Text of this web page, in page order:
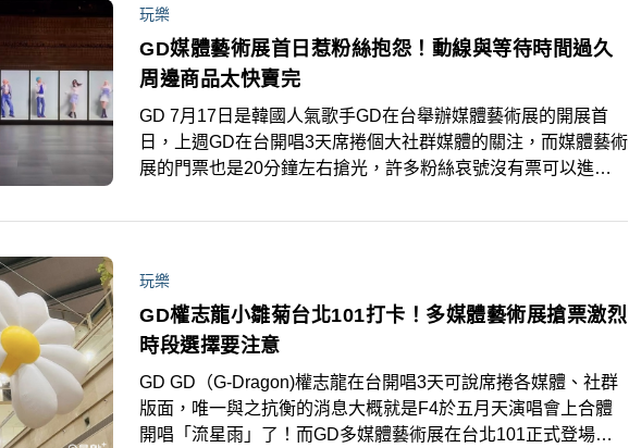
大版裝置可以拍照打卡，除此之外，台北101站與忠孝敦化站也
都有GD相關背景可以讓粉絲拍照作為紀念！
玩樂
GD媒體藝術展首日惹粉絲抱怨！動線與等待時間過久
周邊商品太快賣完
GD 7月17日是韓國人氣歌手GD在台舉辦媒體藝術展的開展首
日，上週GD在台開唱3天席捲個大社群媒體的關注，而媒體藝術
展的門票也是20分鐘左右搶光，許多粉絲哀號沒有票可以進
隊到頭來一場空，什麼都沒買到！
玩樂
GD權志龍小雛菊台北101打卡！多媒體藝術展搶票激烈
時段選擇要注意
GD GD（G-Dragon)權志龍在台開唱3天可說席捲各媒體、社群
版面，唯一與之抗衡的消息大概就是F4於五月天演唱會上合體
開唱「流星雨」了！而GD多媒體藝術展在台北101正式登場